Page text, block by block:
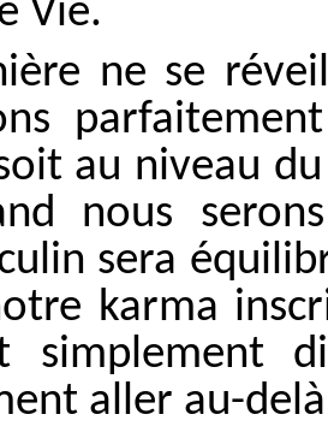
Vie.
ne se
au niveau
nous
sera
karma
simplement
aller au-